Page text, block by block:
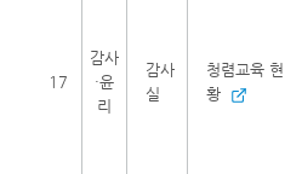
17
감사
·윤
리
감사
실
청렴교육 현
황